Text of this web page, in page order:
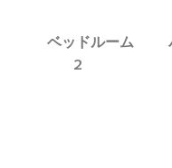
ベッドルーム
2